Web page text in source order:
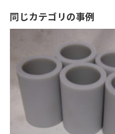
同じカテゴリの事例